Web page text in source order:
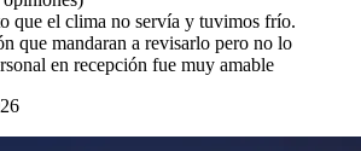
que el clima no servía y tuvimos frío.
que mandaran a revisarlo pero no lo
en recepción fue muy amable